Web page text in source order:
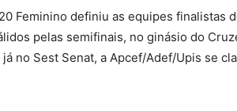
Feminino definiu as equipes finalistas
pelas semifinais, no ginásio do
no Sest Senat, a Apcef/Adef/Upis se